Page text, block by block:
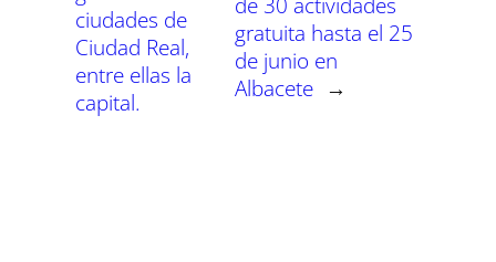
ciudades de
Ciudad Real,
entre ellas la
capital.
gratuita hasta el 25
de junio en
Albacete →